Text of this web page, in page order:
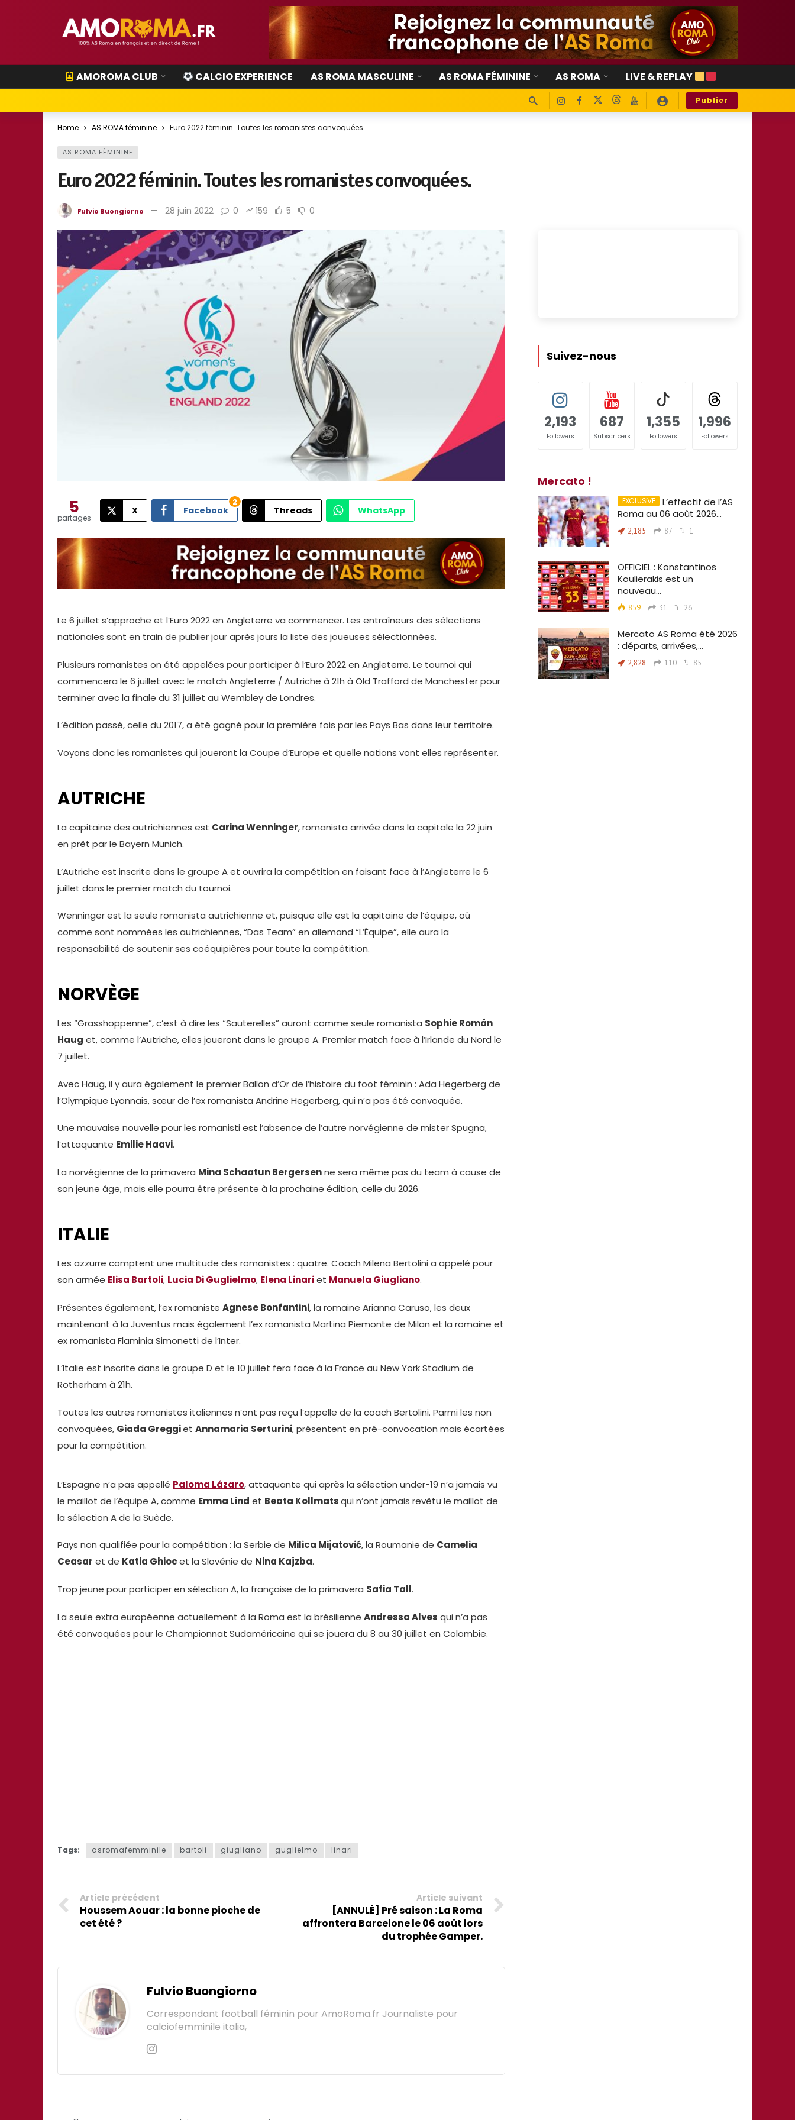
AMOROMA CLUB CALCIO EXPERIENCE AS ROMA MASCULINE AS ROMA FÉMININE AS ROMA LIVE & REPLAY
Publier
Home AS ROMA féminine Euro 2022 féminin. Toutes les romanistes convoquées.
AS ROMA FÉMININE
Euro 2022 féminin. Toutes les romanistes convoquées.
Fulvio Buongiorno 28 juin 2022 0 159 5 0
5
partages
X Facebook
2
Threads WhatsApp
Le 6 juillet s’approche et l’Euro 2022 en Angleterre va commencer. Les entraîneurs des sélections
nationales sont en train de publier jour après jours la liste des joueuses sélectionnées.
Plusieurs romanistes on été appelées pour participer à l’Euro 2022 en Angleterre. Le tournoi qui
commencera le 6 juillet avec le match Angleterre / Autriche à 21h à Old Trafford de Manchester pour
terminer avec la finale du 31 juillet au Wembley de Londres.
L’édition passé, celle du 2017, a été gagné pour la première fois par les Pays Bas dans leur territoire.
Voyons donc les romanistes qui joueront la Coupe d’Europe et quelle nations vont elles représenter.
AUTRICHE
La capitaine des autrichiennes est Carina Wenninger, romanista arrivée dans la capitale la 22 juin
en prêt par le Bayern Munich.
L’Autriche est inscrite dans le groupe A et ouvrira la compétition en faisant face à l’Angleterre le 6
juillet dans le premier match du tournoi.
Wenninger est la seule romanista autrichienne et, puisque elle est la capitaine de l’équipe, où
comme sont nommées les autrichiennes, “Das Team” en allemand “L’Équipe”, elle aura la
responsabilité de soutenir ses coéquipières pour toute la compétition.
NORVÈGE
Les “Grasshoppenne”, c’est à dire les “Sauterelles” auront comme seule romanista Sophie Román
Haug et, comme l’Autriche, elles joueront dans le groupe A. Premier match face à l’Irlande du Nord le
7 juillet.
Avec Haug, il y aura également le premier Ballon d’Or de l’histoire du foot féminin : Ada Hegerberg de
l’Olympique Lyonnais, sœur de l’ex romanista Andrine Hegerberg, qui n’a pas été convoquée.
Une mauvaise nouvelle pour les romanisti est l’absence de l’autre norvégienne de mister Spugna,
l’attaquante Emilie Haavi.
La norvégienne de la primavera Mina Schaatun Bergersenne sera même pas du team à cause de
son jeune âge, mais elle pourra être présente à la prochaine édition, celle du 2026.
ITALIE
Les azzurre comptent une multitude des romanistes : quatre. Coach Milena Bertolini a appelé pour
son armée Elisa Bartoli, Lucia Di Guglielmo, Elena Linariet Manuela Giugliano.
Présentes également, l’ex romaniste Agnese Bonfantini, la romaine Arianna Caruso, les deux
maintenant à la Juventus mais également l’ex romanista Martina Piemonte de Milan et la romaine et
ex romanista Flaminia Simonetti de l’Inter.
L’Italie est inscrite dans le groupe D et le 10 juillet fera face à la France au New York Stadium de
Rotherham à 21h.
Toutes les autres romanistes italiennes n’ont pas reçu l’appelle de la coach Bertolini. Parmi les non
convoquées, Giada Greggiet Annamaria Serturini, présentent en pré-convocation mais écartées
pour la compétition.
L’Espagne n’a pas appellé Paloma Lázaro, attaquante qui après la sélection under-19 n’a jamais vu
le maillot de l’équipe A, comme Emma Lind et Beata Kollmatsqui n’ont jamais revêtu le maillot de
la sélection A de la Suède.
Pays non qualifiée pour la compétition : la Serbie de Milica Mijatović, la Roumanie de Camelia
Ceasar et de Katia Ghiocet la Slovénie de Nina Kajzba.
Trop jeune pour participer en sélection A, la française de la primavera Safia Tall.
La seule extra européenne actuellement à la Roma est la brésilienne Andressa Alves qui n’a pas
été convoquées pour le Championnat Sudaméricaine qui se jouera du 8 au 30 juillet en Colombie.
Tags: asromafemminile bartoli giugliano guglielmo linari
Article précédent
Houssem Aouar : la bonne pioche de
cet été ?
Article suivant
[ANNULÉ] Pré saison : La Roma
affrontera Barcelone le 06 août lors
du trophée Gamper.
Fulvio Buongiorno
Correspondant football féminin pour AmoRoma.fr Journaliste pour
calciofemminile italia,
Suivez-nous
2,193
Followers
687
Subscribers
1,355
Followers
1,996
Followers
Mercato !
L’effectif de l’AS
Roma au 06 août 2026…
2,185 87 1
OFFICIEL : Konstantinos
Koulierakis est un
nouveau…
859 31 26
Mercato AS Roma été 2026
: départs, arrivées,…
2,828 110 85